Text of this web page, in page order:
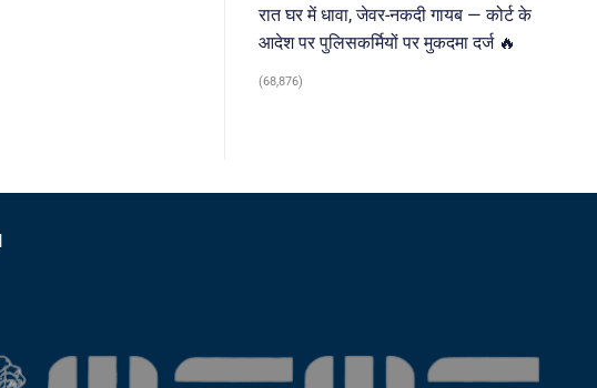
रात घर में धावा, जेवर-नकदी गायब — कोर्ट के
आदेश पर पुलिसकर्मियों पर मुकदमा दर्ज 🔥
(68,876)